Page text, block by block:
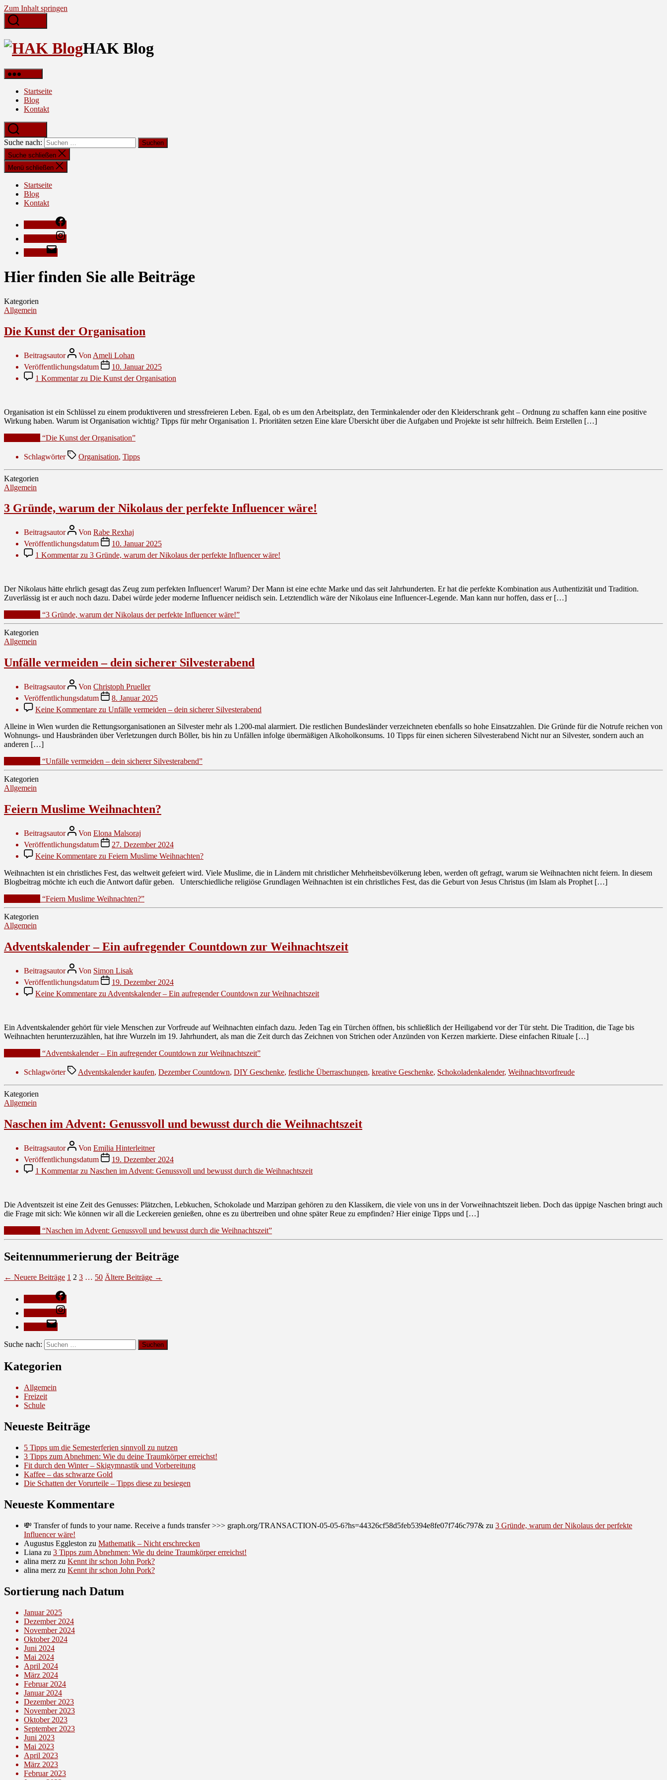
Zum Inhalt springen
HAK Blog
Startseite
Blog
Kontakt
Suche nach:
Suche schließen
Menü schließen
Startseite
Blog
Kontakt
Hier finden Sie alle Beiträge
Kategorien
Allgemein
Die Kunst der Organisation
Beitragsautor Von Ameli Lohan
Veröffentlichungsdatum
10. Januar 2025
1 Kommentarzu Die Kunst der Organisation
Organisation ist ein Schlüssel zu einem produktiveren und stressfreieren Leben. Egal, ob es um den Arbeitsplatz, den Terminkalender oder den Kleiderschrank geht – Ordnung zu schaffen kann eine positive
Wirkung haben. Warum ist Organisation wichtig? Tipps für mehr Organisation 1. Prioritäten setzen Eine klare Übersicht über die Aufgaben und Projekte ist sehr hilfreich. Beim Erstellen […]
“Die Kunst der Organisation”
Schlagwörter Organisation, Tipps
Kategorien
Allgemein
3 Gründe, warum der Nikolaus der perfekte Influencer wäre!
Beitragsautor Von Rabe Rexhaj
Veröffentlichungsdatum
10. Januar 2025
1 Kommentarzu 3 Gründe, warum der Nikolaus der perfekte Influencer wäre!
Der Nikolaus hätte ehrlich gesagt das Zeug zum perfekten Influencer! Warum? Der Mann ist eine echte Marke und das seit Jahrhunderten. Er hat die perfekte Kombination aus Authentizität und Tradition.
Zuverlässig ist er auch noch dazu. Dabei würde jeder moderne Influencer neidisch sein. Letztendlich wäre der Nikolaus eine Influencer-Legende. Man kann nur hoffen, dass er […]
“3 Gründe, warum der Nikolaus der perfekte Influencer wäre!”
Kategorien
Allgemein
Unfälle vermeiden – dein sicherer Silvesterabend
Beitragsautor Von Christoph Prueller
Veröffentlichungsdatum
8. Januar 2025
Keine Kommentare zu Unfälle vermeiden – dein sicherer Silvesterabend
Alleine in Wien wurden die Rettungsorganisationen an Silvester mehr als 1.200-mal alarmiert. Die restlichen Bundesländer verzeichneten ebenfalls so hohe Einsatzzahlen. Die Gründe für die Notrufe reichen von
Wohnungs- und Hausbränden über Verletzungen durch Böller, bis hin zu Unfällen infolge übermäßigen Alkoholkonsums. 10 Tipps für einen sicheren Silvesterabend Nicht nur an Silvester, sondern auch an
anderen […]
“Unfälle vermeiden – dein sicherer Silvesterabend”
Kategorien
Allgemein
Feiern Muslime Weihnachten?
Beitragsautor Von Elona Malsoraj
Veröffentlichungsdatum
27. Dezember 2024
Keine Kommentare zu Feiern Muslime Weihnachten?
Weihnachten ist ein christliches Fest, das weltweit gefeiert wird. Viele Muslime, die in Ländern mit christlicher Mehrheitsbevölkerung leben, werden oft gefragt, warum sie Weihnachten nicht feiern. In diesem
Blogbeitrag möchte ich euch die Antwort dafür geben. Unterschiedliche religiöse Grundlagen Weihnachten ist ein christliches Fest, das die Geburt von Jesus Christus (im Islam als Prophet […]
“Feiern Muslime Weihnachten?”
Kategorien
Allgemein
Adventskalender – Ein aufregender Countdown zur Weihnachtszeit
Beitragsautor Von Simon Lisak
Veröffentlichungsdatum
19. Dezember 2024
Keine Kommentare zu Adventskalender – Ein aufregender Countdown zur Weihnachtszeit
Ein Adventskalender gehört für viele Menschen zur Vorfreude auf Weihnachten einfach dazu. Jeden Tag ein Türchen öffnen, bis schließlich der Heiligabend vor der Tür steht. Die Tradition, die Tage bis
Weihnachten herunterzuzählen, hat ihre Wurzeln im 19. Jahrhundert, als man die Zeit durch das Zeichnen von Strichen oder Anzünden von Kerzen markierte. Diese einfachen Rituale […]
“Adventskalender – Ein aufregender Countdown zur Weihnachtszeit”
Schlagwörter Adventskalender kaufen, Dezember Countdown, DIY Geschenke, festliche Überraschungen, kreative Geschenke, Schokoladenkalender, Weihnachtsvorfreude
Kategorien
Allgemein
Naschen im Advent: Genussvoll und bewusst durch die Weihnachtszeit
Beitragsautor Von Emilia Hinterleitner
Veröffentlichungsdatum
19. Dezember 2024
1 Kommentarzu Naschen im Advent: Genussvoll und bewusst durch die Weihnachtszeit
Die Adventszeit ist eine Zeit des Genusses: Plätzchen, Lebkuchen, Schokolade und Marzipan gehören zu den Klassikern, die viele von uns in der Vorweihnachtszeit lieben. Doch das üppige Naschen bringt auch
die Frage mit sich: Wie können wir all die Leckereien genießen, ohne es zu übertreiben und ohne später Reue zu empfinden? Hier einige Tipps und […]
“Naschen im Advent: Genussvoll und bewusst durch die Weihnachtszeit”
Seitennummerierung der Beiträge
← Neuere Beiträge 1 2 3 … 50 Ältere Beiträge →
Suche nach:
Kategorien
Allgemein
Freizeit
Schule
Neueste Beiträge
5 Tipps um die Semesterferien sinnvoll zu nutzen
3 Tipps zum Abnehmen: Wie du deine Traumkörper erreichst!
Fit durch den Winter – Skigymnastik und Vorbereitung
Kaffee – das schwarze Gold
Die Schatten der Vorurteile – Tipps diese zu besiegen
Neueste Kommentare
💸 Transfer of funds to your name. Receive a funds transfer >>> graph.org/TRANSACTION-05-05-6?hs=44326cf58d5feb5394e8fe07f746c797& zu 3 Gründe, warum der Nikolaus der perfekte
Influencer wäre!
Augustus Eggleston zu Mathematik – Nicht erschrecken
Liana zu 3 Tipps zum Abnehmen: Wie du deine Traumkörper erreichst!
alina merz zu Kennt ihr schon John Pork?
alina merz zu Kennt ihr schon John Pork?
Sortierung nach Datum
Januar 2025
Dezember 2024
November 2024
Oktober 2024
Juni 2024
Mai 2024
April 2024
März 2024
Februar 2024
Januar 2024
Dezember 2023
November 2023
Oktober 2023
September 2023
Juni 2023
Mai 2023
April 2023
März 2023
Februar 2023